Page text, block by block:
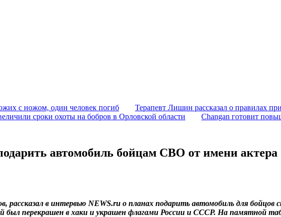
с ножом, один человек погиб Терапевт Лишин рассказал о правилах
сроки охоты на бобров в Орловской области
Changan готовит
автомобиль бойцам СВО от имени актера
рассказал в интервью NEWS.ru о планах подарить автомобиль для бойцов
перекрашен в хаки и украшен флагами России и СССР. На памятной